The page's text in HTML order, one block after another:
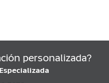
personalizada?